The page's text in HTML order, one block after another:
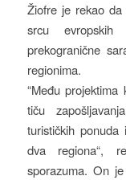
Žiofre je rekao
srcu
prekogranične
regionima.
“Među
tiču
turističkih
dva regiona“,
sporazuma. On